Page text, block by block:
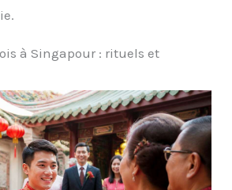
à Singapour : rituels et